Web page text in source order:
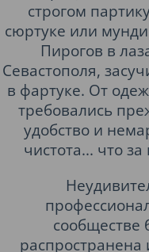
строгом
сюртуке или
Пирогов в
Севастополя,
в фартуке. От
требовались
удобство и
чистота... что за
сообществе
распространена